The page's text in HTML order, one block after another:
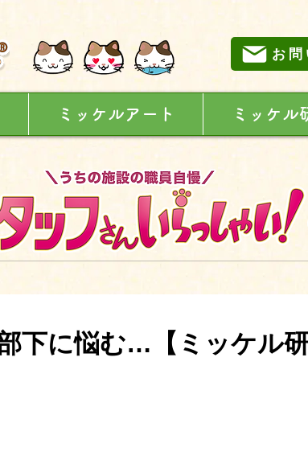
お
ミッケルアート ミッケル
下に悩む…【ミッケル研